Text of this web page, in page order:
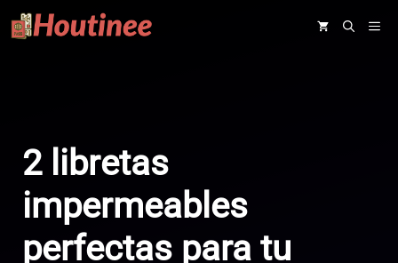
Saltar
al
2 libretas
impermeables
perfectas para tu